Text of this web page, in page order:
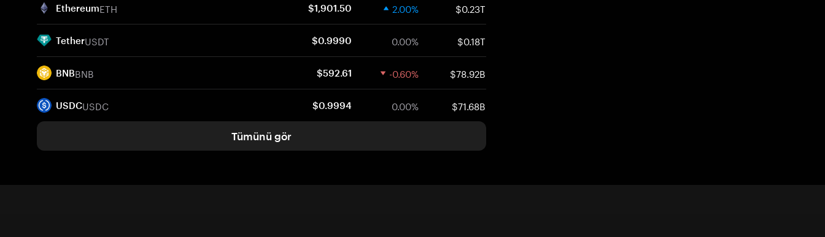
EthereumETH $1,901.50 2.00% $0.23T
TetherUSDT $0.9990 0.00% $0.18T
BNBBNB $592.61 -0.60% $78.92B
USDCUSDC $0.9994 0.00% $71.68B
Tümünü gör